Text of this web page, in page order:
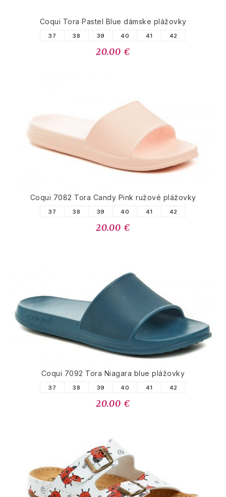
Coqui Tora Pastel Blue dámske plážovky
37 38 39 40 41 42
20.00 €
Coqui 7082 Tora Candy Pink ružové plážovky
37 38 39 40 41 42
20.00 €
Coqui 7092 Tora Niagara blue plážovky
37 38 39 40 41 42
20.00 €